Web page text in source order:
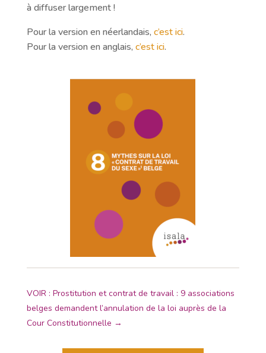
à diffuser largement !
Pour la version en néerlandais, c’est ici.
Pour la version en anglais, c’est ici.
VOIR : Prostitution et contrat de travail : 9 associations
belges demandent l’annulation de la loi auprès de la
Cour Constitutionnelle →